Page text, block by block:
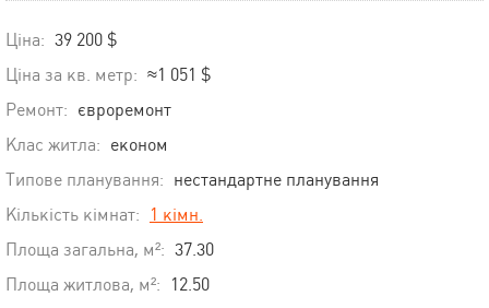
Ціна: 39 200 $
Ціна за кв. метр: ≈1 051 $
Ремонт: євроремонт
Клас житла: економ
Типове планування: нестандартне планування
Кількість кімнат:
1 кімн.
Площа загальна, м²: 37.30
Площа житлова, м²:
12.50